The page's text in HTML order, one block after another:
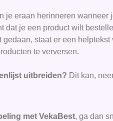
je eraan herinneren wanneer
dat je een product wilt
gedaan, staat er een
te verversen.
uitbreiden? Dit kan,
met VekaBest, ga dan